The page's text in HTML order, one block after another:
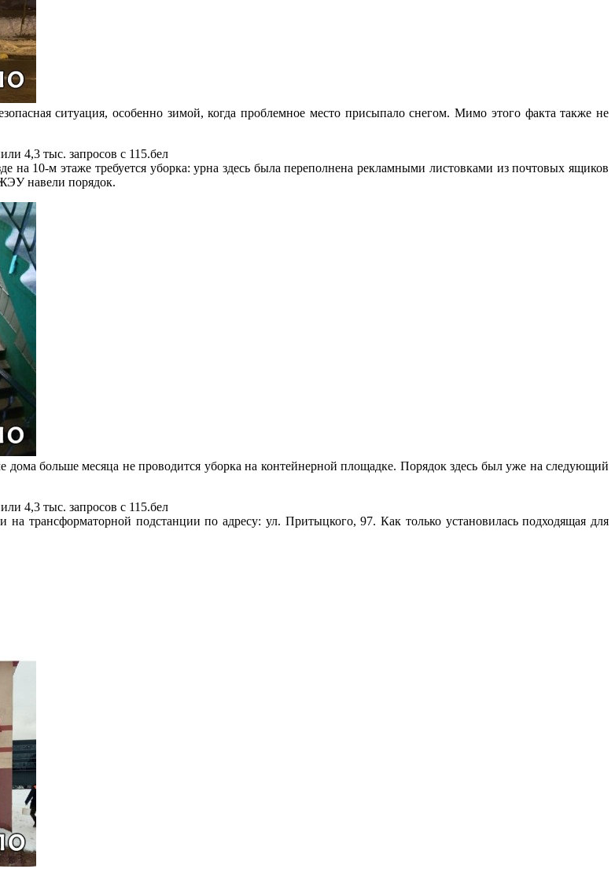
ситуация, особенно зимой, когда проблемное место присыпало снегом. Мимо этого факта также не
на 10-м этаже требуется уборка: урна здесь была переполнена рекламными листовками из почтовых ящиков
навели порядок.
больше месяца не проводится уборка на контейнерной площадке. Порядок здесь был уже на следующий
трансформаторной подстанции по адресу: ул. Притыцкого, 97. Как только установилась подходящая для